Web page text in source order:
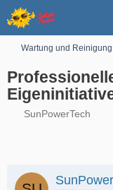
Wartung und Reinigung
SunPowerTech